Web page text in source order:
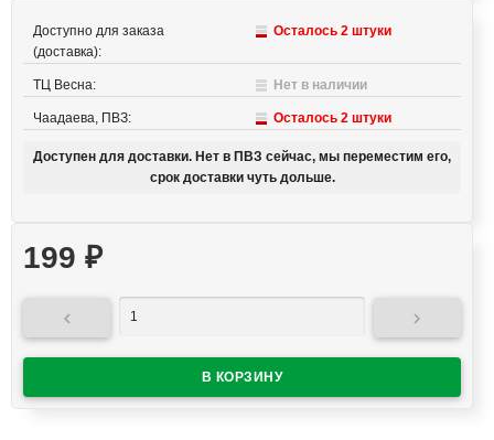
Доступно для заказа
(доставка):
Осталось 2 штуки
ТЦ Весна: Нет в наличии
Чаадаева, ПВЗ: Осталось 2 штуки
Доступен для доставки. Нет в ПВЗ сейчас, мы переместим его,
срок доставки чуть дольше.
199 ₽
 